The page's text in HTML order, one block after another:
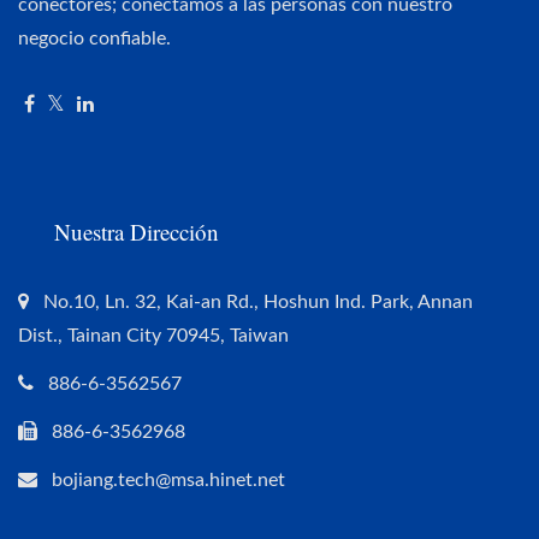
conectores; conectamos a las personas con nuestro
negocio confiable.
Nuestra Dirección
No.10, Ln. 32, Kai-an Rd., Hoshun Ind. Park, Annan
Dist., Tainan City 70945, Taiwan
886-6-3562567
886-6-3562968
bojiang.tech@msa.hinet.net